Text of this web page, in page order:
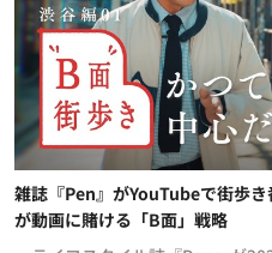
雑誌『Pen』がYouTubeで街歩
が動画に賭ける「B面」戦略